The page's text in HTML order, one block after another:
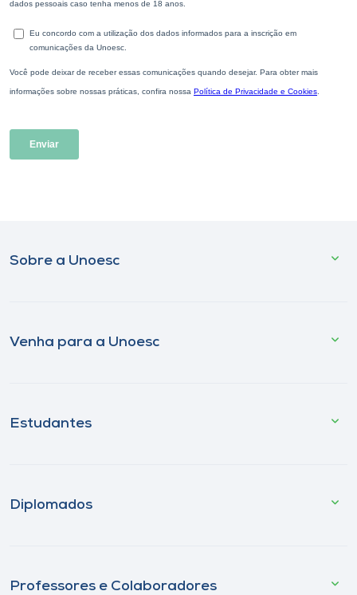
Sobre a Unoesc
Venha para a Unoesc
Estudantes
Diplomados
Professores e Colaboradores